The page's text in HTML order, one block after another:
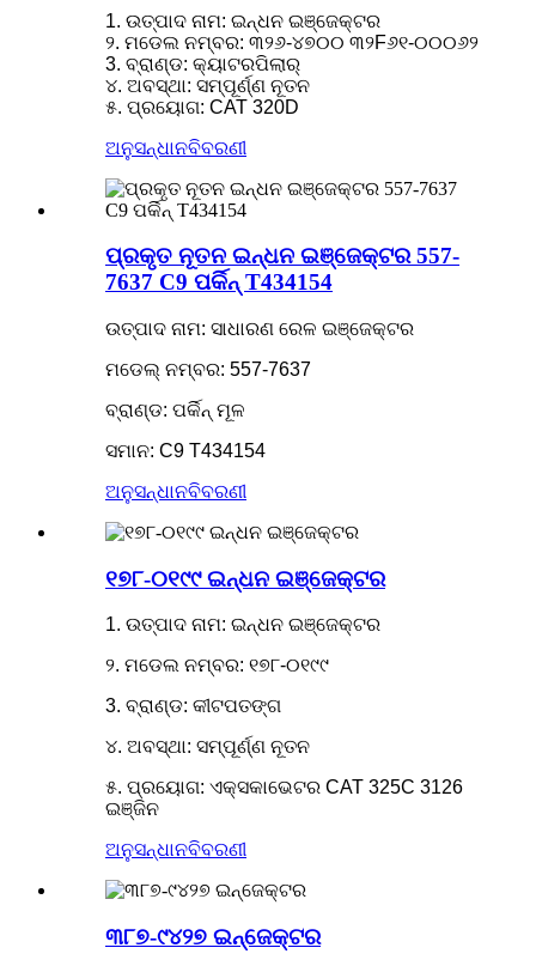
1. ଉତ୍ପାଦ ନାମ: ଇନ୍ଧନ ଇଞ୍ଜେକ୍ଟର
୨. ମଡେଲ ନମ୍ବର: ୩୨୬-୪୭୦୦ ୩୨F୬୧-୦୦୦୬୨
3. ବ୍ରାଣ୍ଡ: କ୍ୟାଟରପିଲାର୍
୪. ଅବସ୍ଥା: ସମ୍ପୂର୍ଣ୍ଣ ନୂତନ
୫. ପ୍ରୟୋଗ: CAT 320D
ଅନୁସନ୍ଧାନବିବରଣୀ
ପ୍ରକୃତ ନୂତନ ଇନ୍ଧନ ଇଞ୍ଜେକ୍ଟର 557-
7637 C9 ପର୍କିନ୍ T434154
ଉତ୍ପାଦ ନାମ: ସାଧାରଣ ରେଳ ଇଞ୍ଜେକ୍ଟର
ମଡେଲ୍ ନମ୍ବର: 557-7637
ବ୍ରାଣ୍ଡ: ପର୍କିନ୍ ମୂଳ
ସମାନ: C9 T434154
ଅନୁସନ୍ଧାନବିବରଣୀ
୧୭୮-୦୧୯୯ ଇନ୍ଧନ ଇଞ୍ଜେକ୍ଟର
1. ଉତ୍ପାଦ ନାମ: ଇନ୍ଧନ ଇଞ୍ଜେକ୍ଟର
୨. ମଡେଲ ନମ୍ବର: ୧୭୮-୦୧୯୯
3. ବ୍ରାଣ୍ଡ: କୀଟପତଙ୍ଗ
୪. ଅବସ୍ଥା: ସମ୍ପୂର୍ଣ୍ଣ ନୂତନ
୫. ପ୍ରୟୋଗ: ଏକ୍ସକାଭେଟର CAT 325C 3126
ଇଞ୍ଜିନ
ଅନୁସନ୍ଧାନବିବରଣୀ
୩୮୭-୯୪୨୭ ଇନ୍ଜେକ୍ଟର